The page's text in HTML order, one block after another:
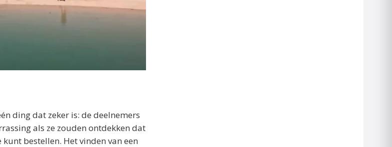
ding dat zeker is: de deelnemers
als ze zouden ontdekken dat
bestellen. Het vinden van een